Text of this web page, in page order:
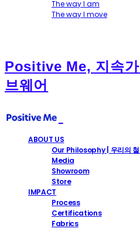
The way I am
The way I move
Positive Me, 지속가
브웨어
ABOUT US
Our Philosophy | 우리의
Media
Showroom
Store
IMPACT
Process
Certifications
Fabrics